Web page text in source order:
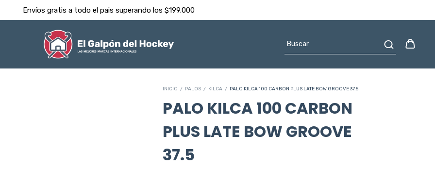
Despachamos dentro de las 24hs ⚡️
INICIO / PALOS / KILCA / PALO KILCA 100 CARBON PLUS LATE BOW GROOVE 37.5
PALO KILCA 100 CARBON
PLUS LATE BOW GROOVE
37.5